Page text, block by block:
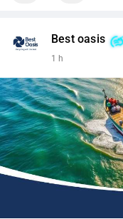
Best oasis
1 h